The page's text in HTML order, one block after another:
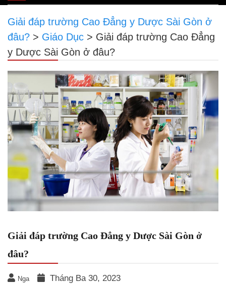
navigation
Giải đáp trường Cao Đẳng y Dược Sài Gòn ở
đâu? > Giáo Dục > Giải đáp trường Cao Đẳng
y Dược Sài Gòn ở đâu?
Giải đáp trường Cao Đẳng y Dược Sài Gòn ở
đâu?
Nga Tháng Ba 30, 2023